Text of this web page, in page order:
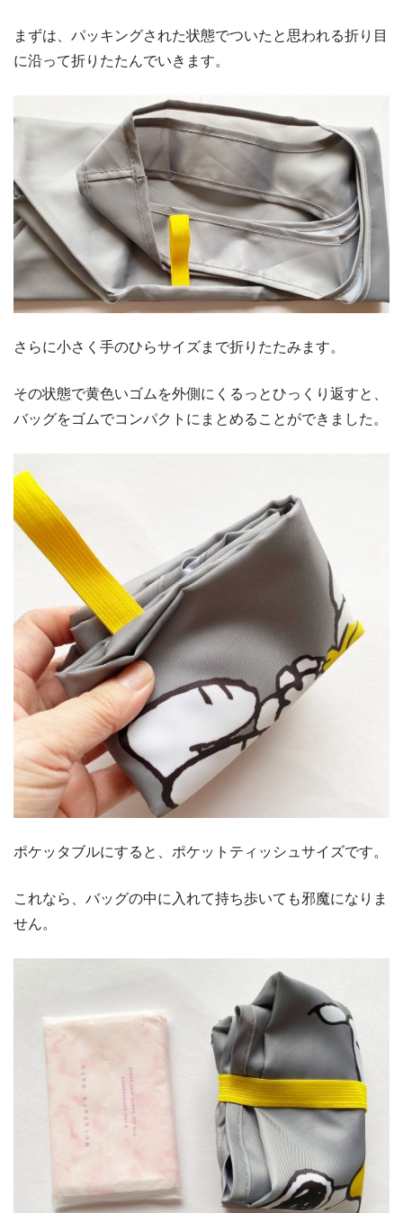
まずは、パッキングされた状態でついたと思われる折り目
に沿って折りたたんでいきます。
さらに小さく手のひらサイズまで折りたたみます。
その状態で黄色いゴムを外側にくるっとひっくり返すと、
バッグをゴムでコンパクトにまとめることができました。
ポケッタブルにすると、ポケットティッシュサイズです。
これなら、バッグの中に入れて持ち歩いても邪魔になりま
せん。